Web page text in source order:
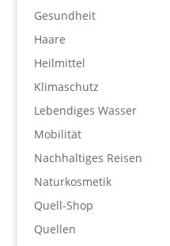
Gesundheit
Haare
Heilmittel
Klimaschutz
Lebendiges Wasser
Mobilität
Nachhaltiges Reisen
Naturkosmetik
Quell-Shop
Quellen